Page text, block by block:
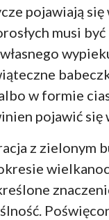
pojawiają
musi
w formie
pojawić się
z zielonym